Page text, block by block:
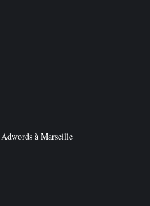
à Marseille